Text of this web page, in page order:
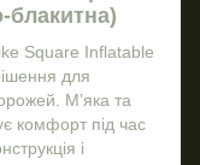
блакитна)
Square Inflatable
для
М’яка та
комфорт під час
і